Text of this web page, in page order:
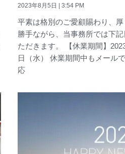
2023年8月5日 3:54 PM
平素は格別のご愛顧賜わり、
勝手ながら、当事務所では下
ただきます。 【休業期間】
日（水） 休業期間中もメール
応